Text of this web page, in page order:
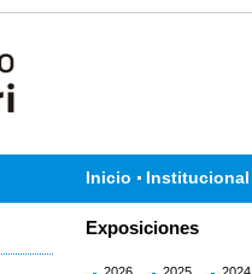
Inicio Institucional
Exposiciones